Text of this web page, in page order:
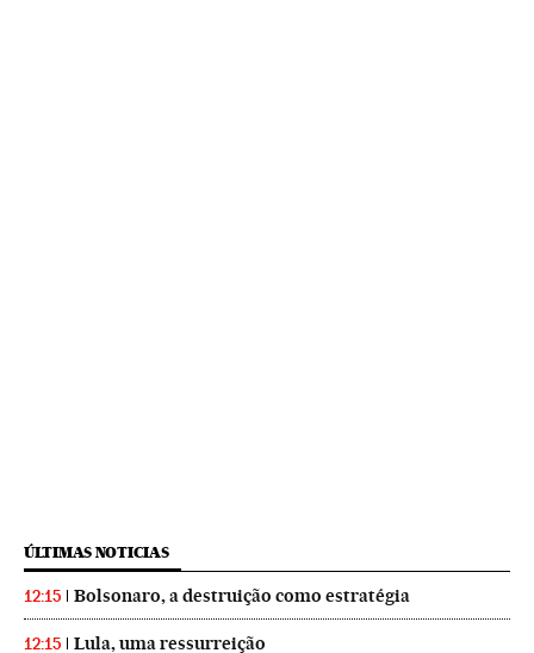
ÚLTIMAS NOTICIAS
12:15 Bolsonaro, a destruição como estratégia
12:15 Lula, uma ressurreição